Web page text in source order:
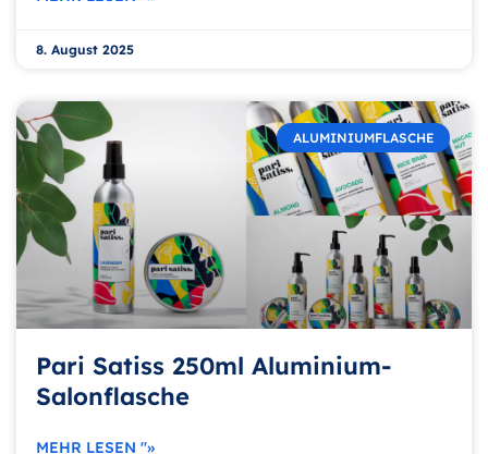
8. August 2025
ALUMINIUMFLASCHE
Pari Satiss 250ml Aluminium-
Salonflasche
MEHR LESEN "»